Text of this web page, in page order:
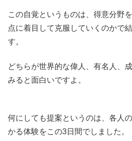
この自覚というものは、得意分野
点に着目して克服していくのかで
す。
どちらが世界的な偉人、有名人、
みると面白いですよ。
何にしても提案というのは、各人
かる体験をこの3日間でしました。